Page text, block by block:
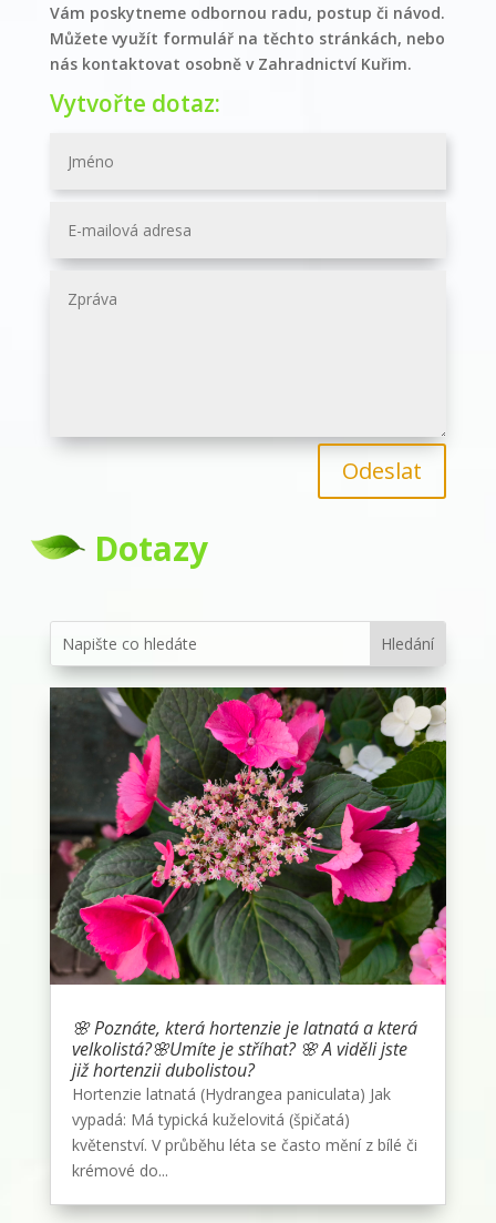
Vám poskytneme odbornou radu, postup či návod.
Můžete využít formulář na těchto stránkách, nebo
nás kontaktovat osobně v Zahradnictví Kuřim.
Vytvořte dotaz:
Odeslat
Dotazy
🌸 Poznáte, která hortenzie je latnatá a která
velkolistá?🌸Umíte je stříhat? 🌸 A viděli jste
již hortenzii dubolistou?
Hortenzie latnatá (Hydrangea paniculata) Jak
vypadá: Má typická kuželovitá (špičatá)
květenství. V průběhu léta se často mění z bílé či
krémové do...